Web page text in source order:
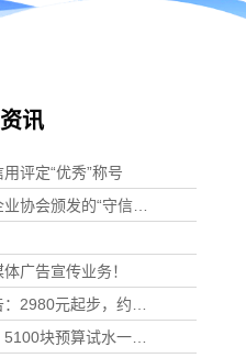
讯
评定“优秀”称号
红枫叶传媒，荣获中国中小企业协会颁发的“守信经营承诺单位”
广告宣传业务！
母婴用品店老板投信息流广告：2980元起步，约二十多个新客进店
数码产品店转投信息流广告，5100块预算试水一个月后的真实数据